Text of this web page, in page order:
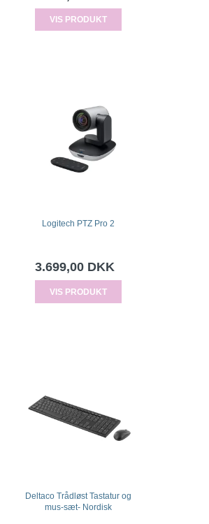
VIS PRODUKT
Logitech PTZ Pro 2
3.699,00 DKK
VIS PRODUKT
Deltaco Trådløst Tastatur og
mus-sæt- Nordisk